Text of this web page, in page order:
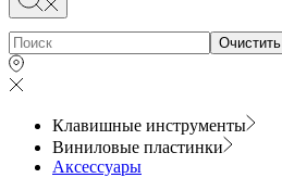
Очистить
Клавишные инструменты
Виниловые пластинки
Аксессуары